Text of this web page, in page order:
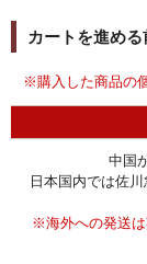
カートを進める
※購入した商品の
中国
日本国内では佐
※海外への発送は